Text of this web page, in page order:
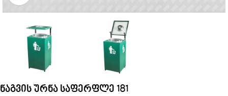
ნაგვის ურნა საფერფლე 181